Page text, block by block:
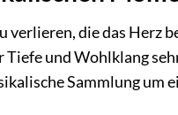
die das Herz
und Wohlklang
Sammlung um